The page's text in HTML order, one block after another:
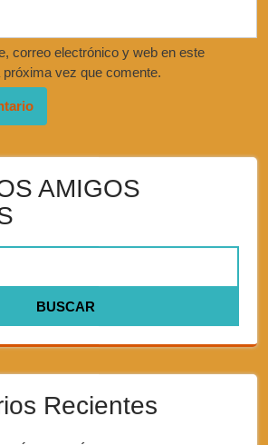
correo electrónico y web en este
próxima vez que comente.
AMIGOS
Recientes